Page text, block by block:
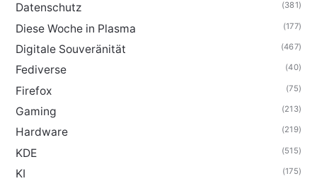
Datenschutz (381)
Diese Woche in Plasma (177)
Digitale Souveränität (467)
Fediverse (40)
Firefox (75)
Gaming (213)
Hardware (219)
KDE (515)
KI (175)